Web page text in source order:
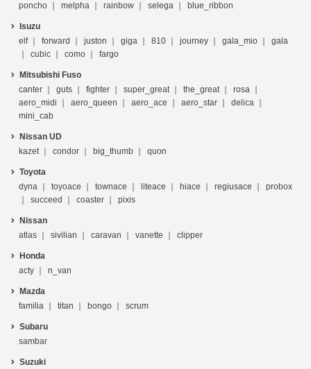
poncho
melpha rainbow selega blue_ribbon
Isuzu
elf
forward juston giga 810 journey gala_mio
gala
cubic
como fargo
Mitsubishi Fuso
canter
guts fighter super_great the_great
rosa
aero_midi
aero_queen aero_ace aero_star
delica
mini_cab
Nissan UD
kazet
condor big_thumb quon
Toyota
dyna
toyoace townace liteace hiace regiusace
probox
succeed
coaster pixis
Nissan
atlas
sivilian caravan vanette clipper
Honda
acty
n_van
Mazda
familia
titan bongo scrum
Subaru
sambar
Suzuki